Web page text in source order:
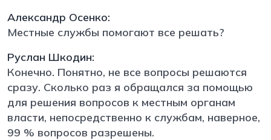
Александр Осенко:
Местные службы помогают все решать?
Руслан Шкодин:
Конечно. Понятно, не все вопросы решаются
сразу. Сколько раз я обращался за помощью
для решения вопросов к местным органам
власти, непосредственно к службам, наверное,
99 % вопросов разрешены.